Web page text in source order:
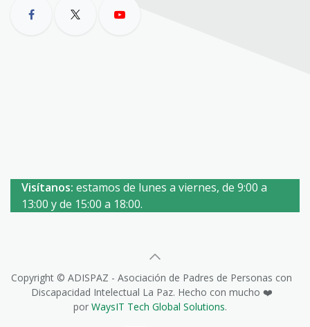
Visítanos: estamos de lunes a viernes, de 9:00 a
13:00 y de 15:00 a 18:00.
Copyright © ADISPAZ - Asociación de Padres de Personas con
Discapacidad Intelectual La Paz. Hecho con mucho ❤️
por WaysIT Tech Global Solutions.